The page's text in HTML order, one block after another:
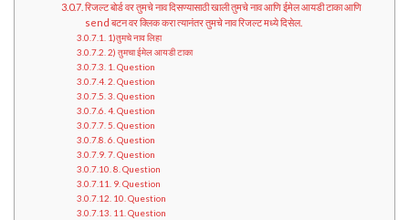
रिजल्ट बोर्ड वर तुमचे नाव दिसण्यासाठी खाली तुमचे नाव आणि ईमेल आयडी टाका आणि
send बटन वर क्लिक करा त्यानंतर तुमचे नाव रिजल्ट मध्ये दिसेल.
1)तुमचे नाव लिहा
2) तुमचा ईमेल आयडी टाका
1. Question
2. Question
3. Question
4. Question
5. Question
6. Question
7. Question
8. Question
9. Question
10. Question
11. Question